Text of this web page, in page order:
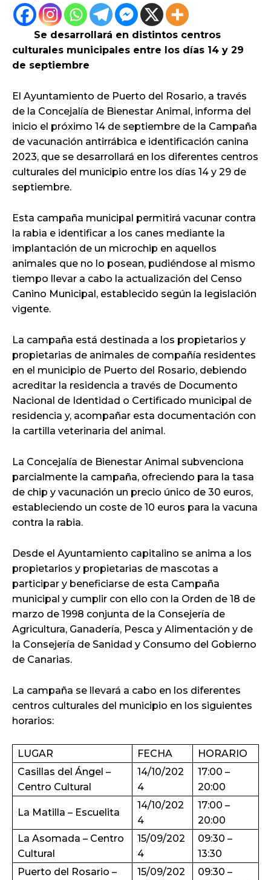
Se desarrollará en distintos centros
culturales municipales entre los días 14 y 29
de septiembre
El Ayuntamiento de Puerto del Rosario, a través
de la Concejalía de Bienestar Animal, informa del
inicio el próximo 14 de septiembre de la Campaña
de vacunación antirrábica e identificación canina
2023, que se desarrollará en los diferentes centros
culturales del municipio entre los días 14 y 29 de
septiembre.
Esta campaña municipal permitirá vacunar contra
la rabia e identificar a los canes mediante la
implantación de un microchip en aquellos
animales que no lo posean, pudiéndose al mismo
tiempo llevar a cabo la actualización del Censo
Canino Municipal, establecido según la legislación
vigente.
La campaña está destinada a los propietarios y
propietarias de animales de compañía residentes
en el municipio de Puerto del Rosario, debiendo
acreditar la residencia a través de Documento
Nacional de Identidad o Certificado municipal de
residencia y, acompañar esta documentación con
la cartilla veterinaria del animal.
La Concejalía de Bienestar Animal subvenciona
parcialmente la campaña, ofreciendo para la tasa
de chip y vacunación un precio único de 30 euros,
estableciendo un coste de 10 euros para la vacuna
contra la rabia.
Desde el Ayuntamiento capitalino se anima a los
propietarios y propietarias de mascotas a
participar y beneficiarse de esta Campaña
municipal y cumplir con ello con la Orden de 18 de
marzo de 1998 conjunta de la Consejería de
Agricultura, Ganadería, Pesca y Alimentación y de
la Consejería de Sanidad y Consumo del Gobierno
de Canarias.
La campaña se llevará a cabo en los diferentes
centros culturales del municipio en los siguientes
horarios:
LUGAR FECHA
HORARIO
Casillas del Ángel –
Centro Cultural
14/10/202
4
17:00 –
20:00
La Matilla – Escuelita
14/10/202
4
17:00 –
20:00
La Asomada – Centro
Cultural
15/09/202
4
09:30 –
13:30
Puerto del Rosario –
15/09/202
09:30 –